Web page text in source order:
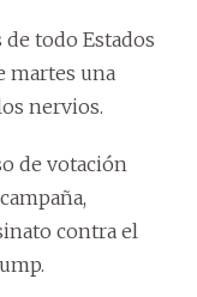
todo Estados
martes una
nervios.
de votación
contra el